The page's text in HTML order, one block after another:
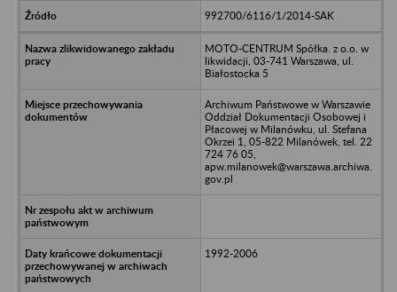
992700/6116/1/2014-SAK
MOTO-CENTRUM Spółka. z o.o. w
likwidacji, 03-741 Warszawa, ul.
Białostocka 5
Archiwum Państwowe w Warszawie
Oddział Dokumentacji Osobowej i
Płacowej w Milanówku, ul. Stefana
Okrzei 1, 05-822 Milanówek, tel. 22
724 76 05,
apw.milanowek@warszawa.archiwa.
gov.pl
1992-2006